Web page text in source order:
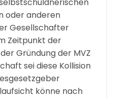
oder anderen
Gesellschafter
Zeitpunkt der
Gründung der MVZ
sei diese Kollision
könne nach